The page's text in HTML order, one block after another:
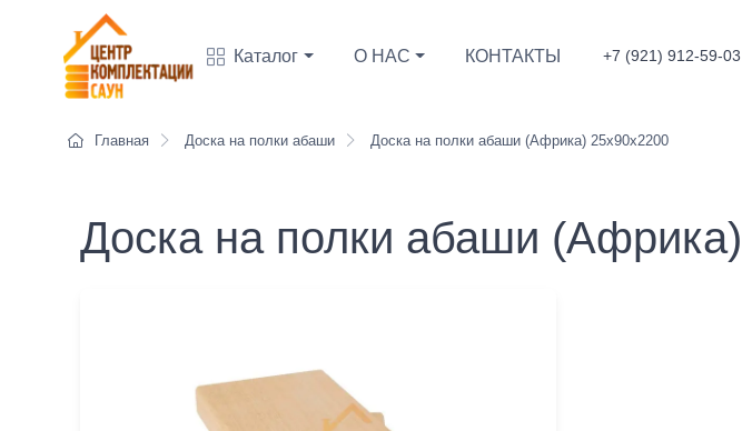
Каталог О НАС КОНТАКТЫ +7 (921) 912-59-03
Главная Доска на полки абаши Доска на полки абаши (Африка) 25х90х2200
Доска на полки абаши (Африка)